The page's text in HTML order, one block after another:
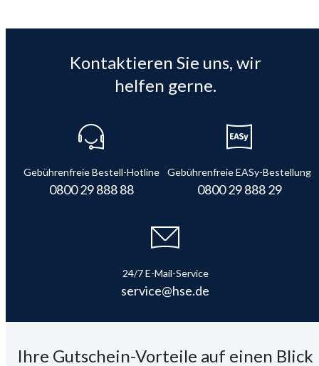
Kontaktieren Sie uns, wir
helfen gerne.
Gebührenfreie Bestell-Hotline
0800 29 888 88
Gebührenfreie EASy-Bestellung
0800 29 888 29
24/7 E-Mail-Service
service@hse.de
Ihre Gutschein-Vorteile auf einen Blick